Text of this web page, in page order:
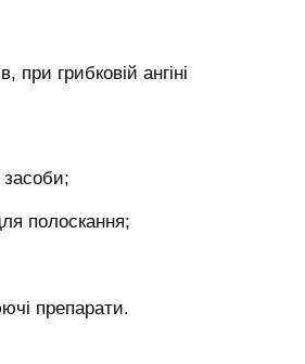
при грибковій ангіні
засоби;
полоскання;
препарати.